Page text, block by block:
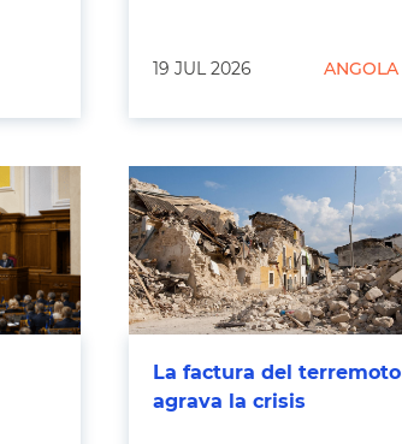
19 JUL 2026 ANGOLA
La factura del terremoto
agrava la crisis